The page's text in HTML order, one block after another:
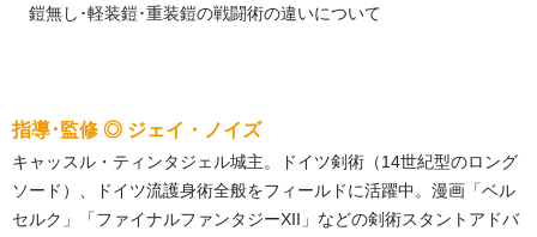
鎧無し･軽装鎧･重装鎧の戦闘術の違いについて
指導･監修 ◎ ジェイ・ノイズ
キャッスル・ティンタジェル城主。ドイツ剣術（14世紀型のロング
ソード）、ドイツ流護身術全般をフィールドに活躍中。漫画「ベル
セルク」「ファイナルファンタジーXII」などの剣術スタントアドバ